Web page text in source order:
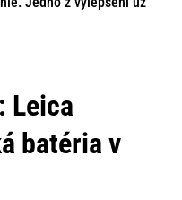
Leica
batéria v